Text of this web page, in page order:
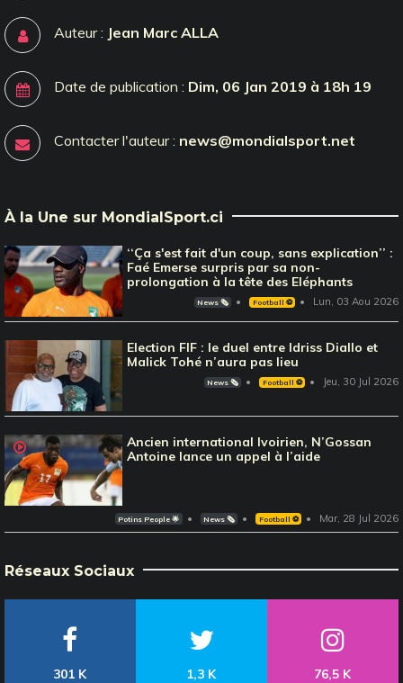
Auteur : Jean Marc ALLA
Date de publication : Dim, 06 Jan 2019 à 18h 19
Contacter l'auteur : news@mondialsport.net
À la Une sur MondialSport.ci
‘‘Ça s'est fait d'un coup, sans explication’’ :
Faé Emerse surpris par sa non-
prolongation à la tête des Eléphants
News 🗞️ Football ⚽️ Lun, 03 Aou 2026
Election FIF : le duel entre Idriss Diallo et
Malick Tohé n’aura pas lieu
News 🗞️ Football ⚽️ Jeu, 30 Jul 2026
Ancien international Ivoirien, N’Gossan
Antoine lance un appel à l’aide
Potins People 🌟 News 🗞️ Football ⚽️ Mar, 28 Jul 2026
Réseaux Sociaux
301 K
1,3 K
76,5 K